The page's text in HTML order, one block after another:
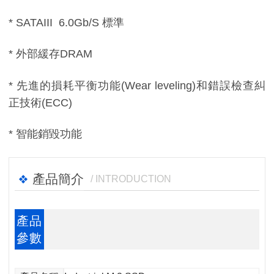
* SATAIII 6.0Gb/S 標準
* 外部緩存DRAM
* 先進的損耗平衡功能(Wear leveling)和錯誤檢查糾
正技術(ECC)
* 智能銷毀功能
產品簡介 / INTRODUCTION
產品
參數